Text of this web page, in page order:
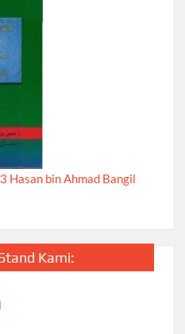
Hasan bin Ahmad Bangil
Kami: